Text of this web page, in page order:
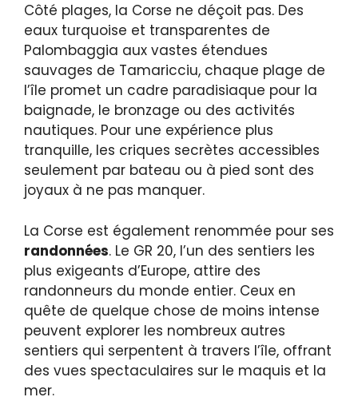
Côté plages, la Corse ne déçoit pas. Des
eaux turquoise et transparentes de
Palombaggia aux vastes étendues
sauvages de Tamaricciu, chaque plage de
l’île promet un cadre paradisiaque pour la
baignade, le bronzage ou des activités
nautiques. Pour une expérience plus
tranquille, les criques secrètes accessibles
seulement par bateau ou à pied sont des
joyaux à ne pas manquer.
La Corse est également renommée pour ses
randonnées. Le GR 20, l’un des sentiers les
plus exigeants d’Europe, attire des
randonneurs du monde entier. Ceux en
quête de quelque chose de moins intense
peuvent explorer les nombreux autres
sentiers qui serpentent à travers l’île, offrant
des vues spectaculaires sur le maquis et la
mer.